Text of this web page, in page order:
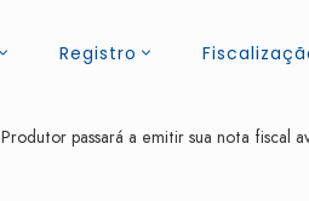
Registro
Produtor passará a emitir sua nota fiscal